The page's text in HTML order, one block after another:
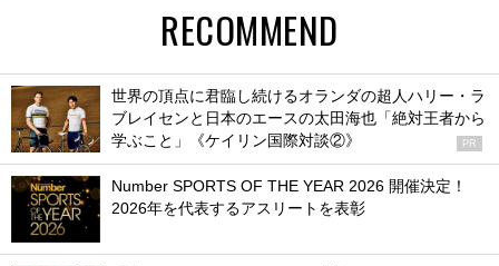
RECOMMEND
世界の頂点に君臨し続けるオランダの超人ハリー・ラ
ブレイセンと日本のエースの太田海也「絶対王者から
学ぶこと」《ケイリン国際対談②》
PR
Number SPORTS OF THE YEAR 2026 開催決定！
2026年を代表するアスリートを表彰